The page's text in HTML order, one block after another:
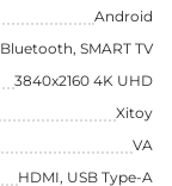
Android
Bluetooth, SMART TV
3840x2160 4K UHD
Xitoy
VA
HDMI, USB Type-A